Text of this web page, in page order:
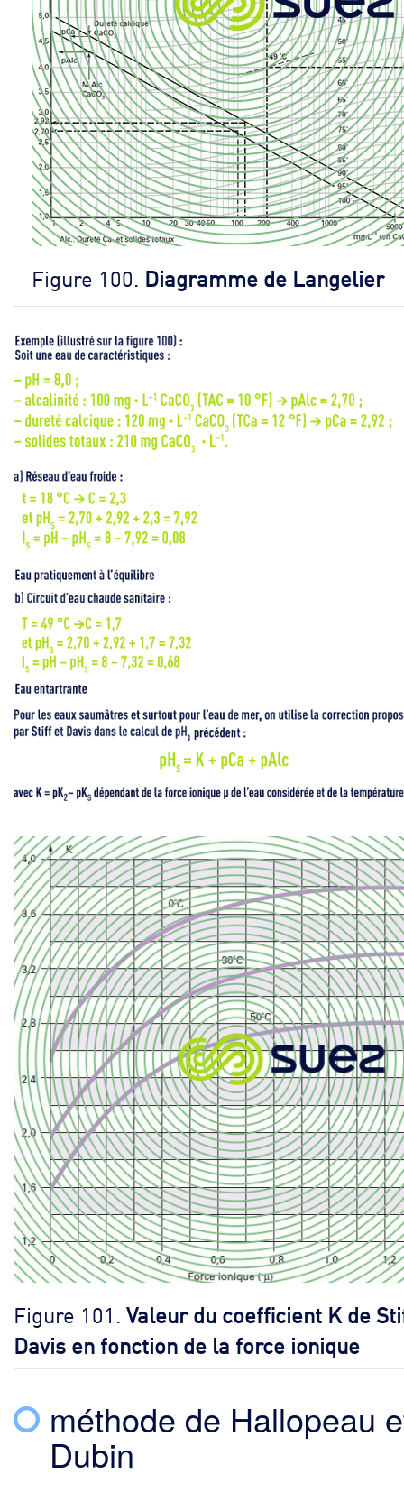
Figure 100. Diagramme de Langelier
Figure 101. Valeur du coefficient K de
Davis en fonction de la force ionique
méthode de Hallopeau
Dubin